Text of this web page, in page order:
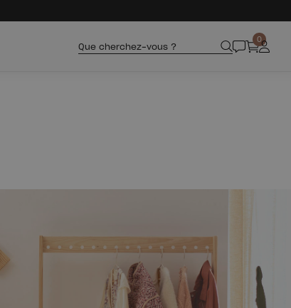
Que cherchez-vous ?
0